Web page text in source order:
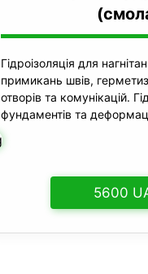
Гідроізоляція для
примикань швів,
отворів та комунікацій.
фундаментів та
5600